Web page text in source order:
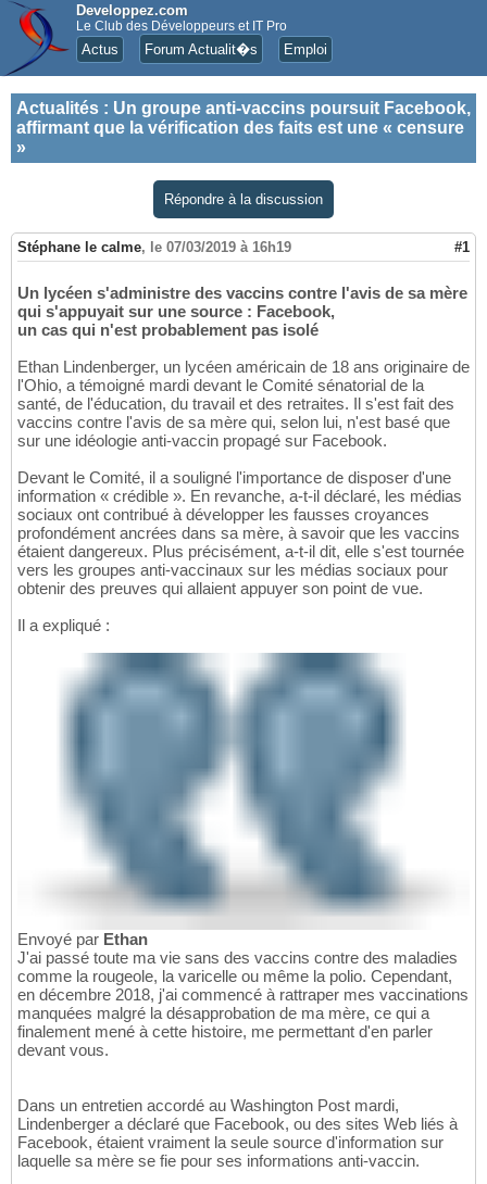
Developpez.com
Le Club des Développeurs et IT Pro
Actus Forum Actualit�s Emploi
Actualités : Un groupe anti-vaccins poursuit Facebook,
affirmant que la vérification des faits est une « censure
»
Répondre à la discussion
Stéphane le calme, le 07/03/2019 à 16h19 #1
Un lycéen s'administre des vaccins contre l'avis de sa mère
qui s'appuyait sur une source : Facebook,
un cas qui n'est probablement pas isolé
Ethan Lindenberger, un lycéen américain de 18 ans originaire de
l'Ohio, a témoigné mardi devant le Comité sénatorial de la
santé, de l'éducation, du travail et des retraites. Il s'est fait des
vaccins contre l'avis de sa mère qui, selon lui, n'est basé que
sur une idéologie anti-vaccin propagé sur Facebook.
Devant le Comité, il a souligné l'importance de disposer d'une
information « crédible ». En revanche, a-t-il déclaré, les médias
sociaux ont contribué à développer les fausses croyances
profondément ancrées dans sa mère, à savoir que les vaccins
étaient dangereux. Plus précisément, a-t-il dit, elle s'est tournée
vers les groupes anti-vaccinaux sur les médias sociaux pour
obtenir des preuves qui allaient appuyer son point de vue.
Il a expliqué :
Envoyé par Ethan
J'ai passé toute ma vie sans des vaccins contre des maladies
comme la rougeole, la varicelle ou même la polio. Cependant,
en décembre 2018, j'ai commencé à rattraper mes vaccinations
manquées malgré la désapprobation de ma mère, ce qui a
finalement mené à cette histoire, me permettant d'en parler
devant vous.
Dans un entretien accordé au Washington Post mardi,
Lindenberger a déclaré que Facebook, ou des sites Web liés à
Facebook, étaient vraiment la seule source d'information sur
laquelle sa mère se fie pour ses informations anti-vaccin.